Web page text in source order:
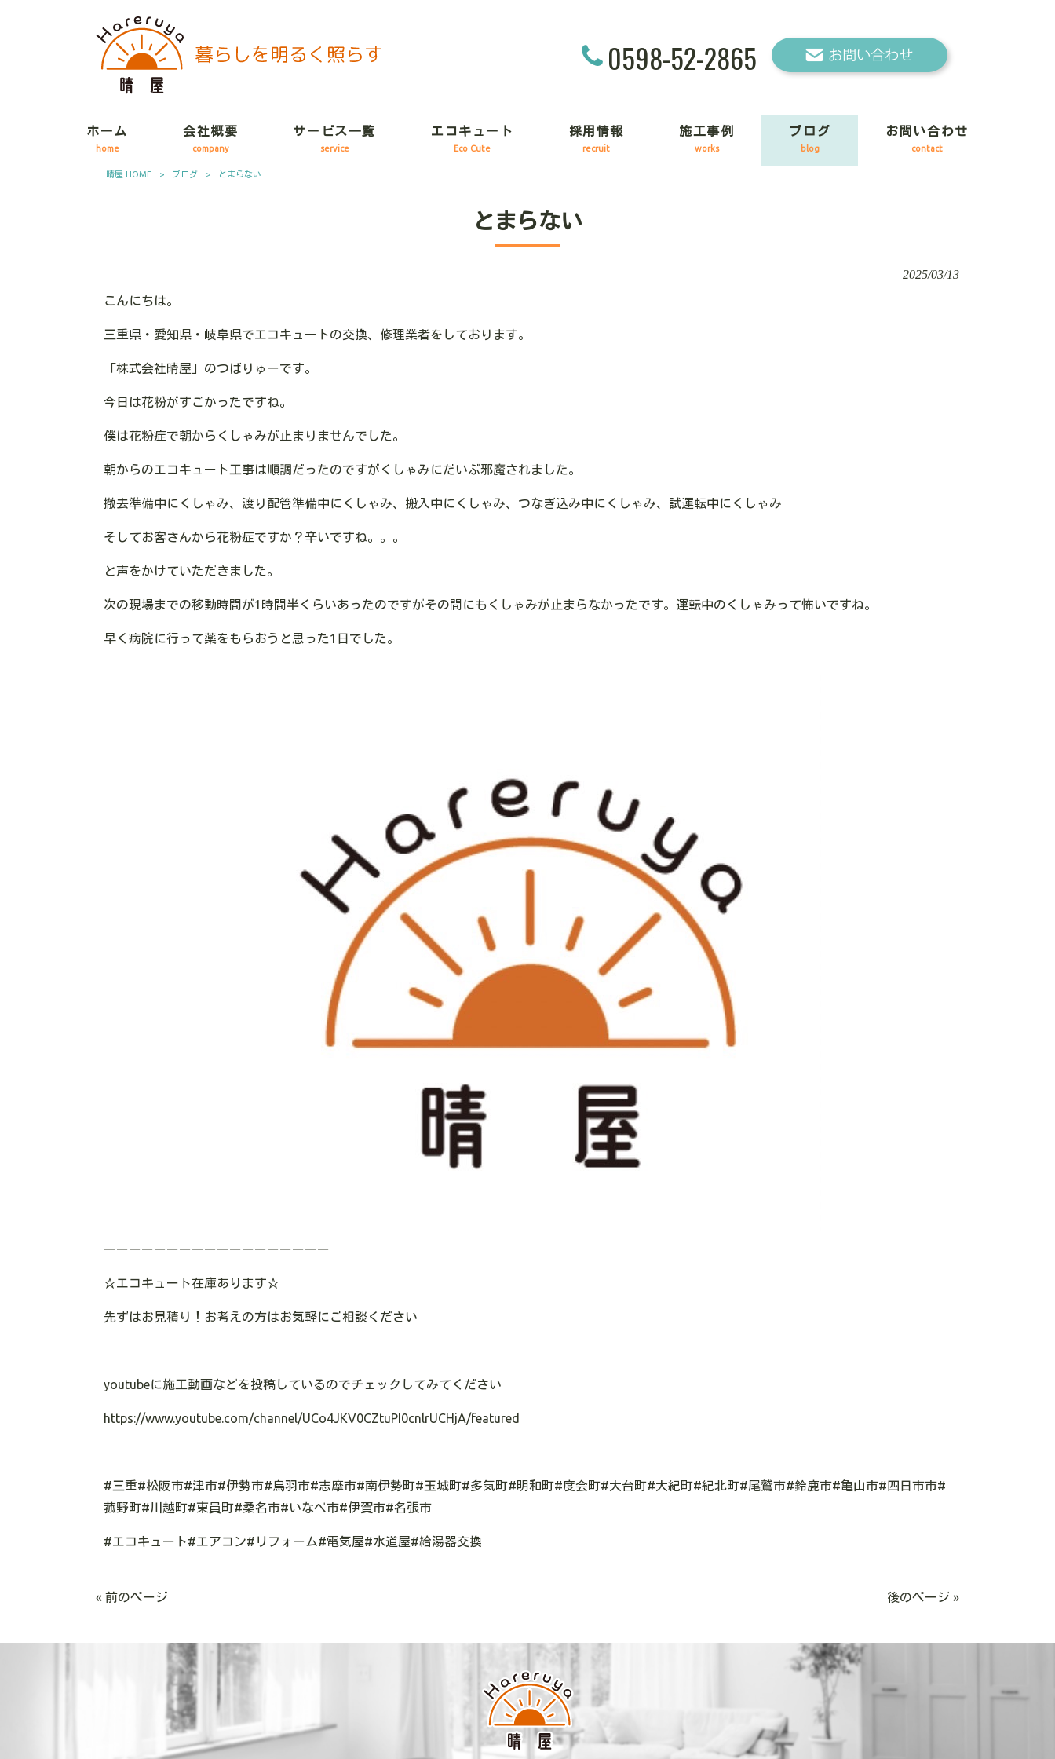
0598-52-2865
ホーム
home
会社概要
company
サービス一覧
service
エコキュート
Eco Cute
採用情報
recruit
施工事例
works
ブログ
blog
お問い合わせ
contact
晴屋 HOME > ブログ > とまらない
とまらない
2025/03/13
こんにちは。
三重県・愛知県・岐阜県でエコキュートの交換、修理業者をしております。
「株式会社晴屋」のつばりゅーです。
今日は花粉がすごかったですね。
僕は花粉症で朝からくしゃみが止まりませんでした。
朝からのエコキュート工事は順調だったのですがくしゃみにだいぶ邪魔されました。
撤去準備中にくしゃみ、渡り配管準備中にくしゃみ、搬入中にくしゃみ、つなぎ込み中にくしゃみ、試運転中にくしゃみ
そしてお客さんから花粉症ですか？辛いですね。。。
と声をかけていただきました。
次の現場までの移動時間が1時間半くらいあったのですがその間にもくしゃみが止まらなかったです。運転中のくしゃみって怖いですね。
早く病院に行って薬をもらおうと思った1日でした。
ーーーーーーーーーーーーーーーーーー
☆エコキュート在庫あります☆
先ずはお見積り！お考えの方はお気軽にご相談ください
youtubeに施工動画などを投稿しているのでチェックしてみてください
https://www.youtube.com/channel/UCo4JKV0CZtuPI0cnlrUCHjA/featured
#三重#松阪市#津市#伊勢市#鳥羽市#志摩市#南伊勢町#玉城町#多気町#明和町#度会町#大台町#大紀町#紀北町#尾鷲市#鈴鹿市#亀山市#四日市市#
菰野町#川越町#東員町#桑名市#いなべ市#伊賀市#名張市
#エコキュート#エアコン#リフォーム#電気屋#水道屋#給湯器交換
« 前のページ 後のページ »